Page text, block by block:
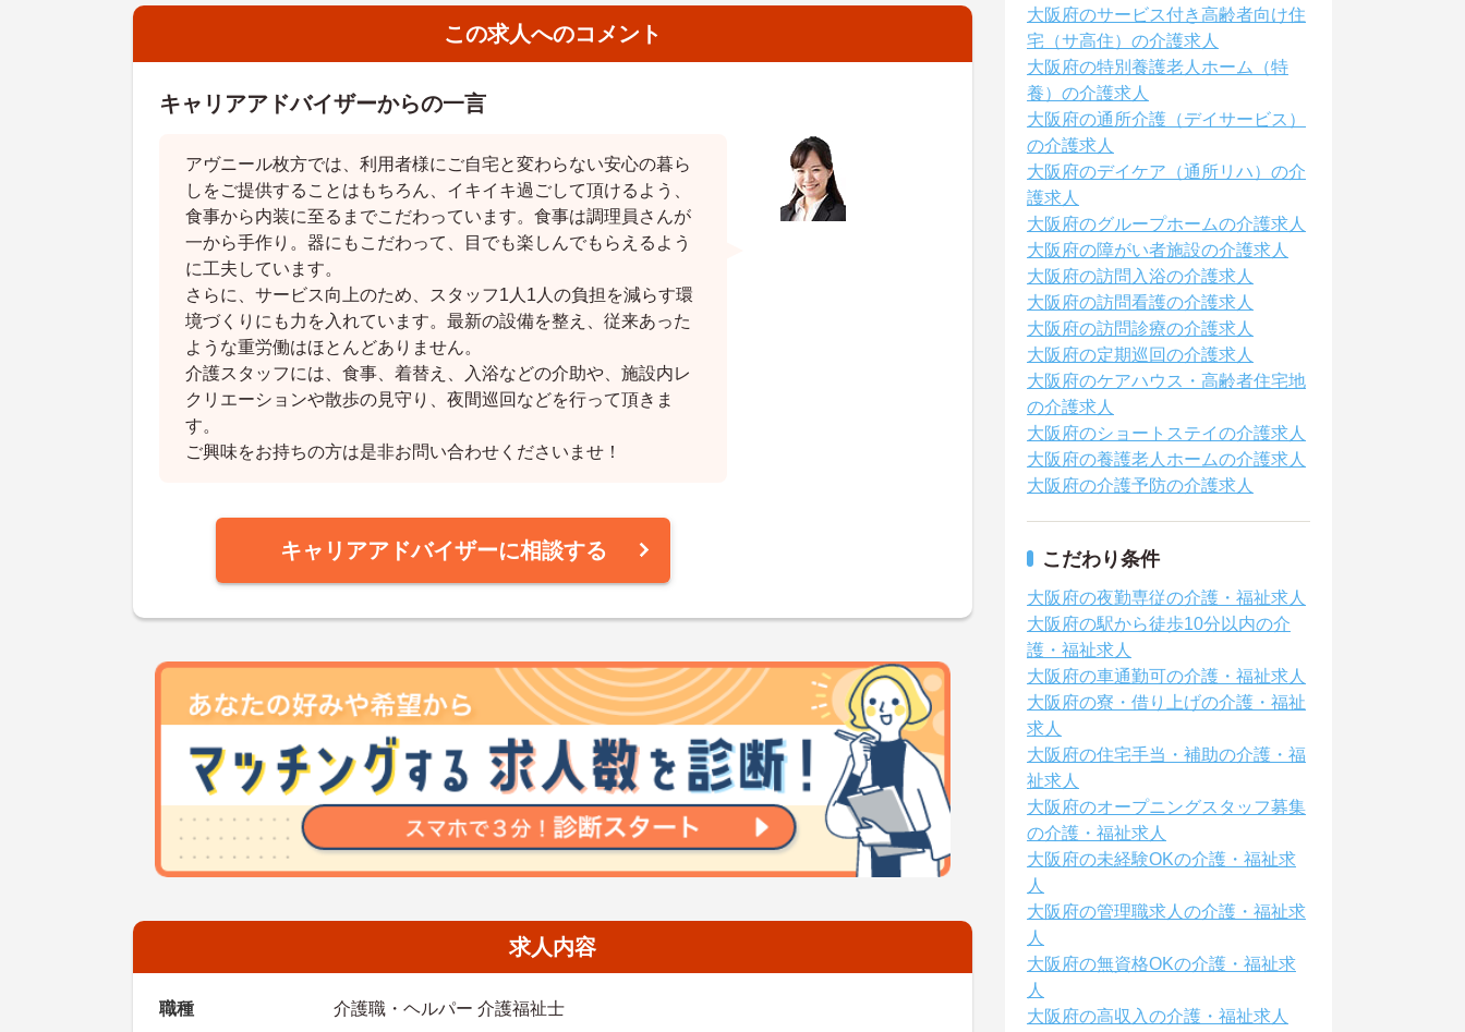
この求人へのコメント
キャリアアドバイザーからの一言
アヴニール枚方では、利用者様にご自宅と変わらない安心の暮ら
しをご提供することはもちろん、イキイキ過ごして頂けるよう、
食事から内装に至るまでこだわっています。食事は調理員さんが
一から手作り。器にもこだわって、目でも楽しんでもらえるよう
に工夫しています。
さらに、サービス向上のため、スタッフ1人1人の負担を減らす環
境づくりにも力を入れています。最新の設備を整え、従来あった
ような重労働はほとんどありません。
介護スタッフには、食事、着替え、入浴などの介助や、施設内レ
クリエーションや散歩の見守り、夜間巡回などを行って頂きま
す。
ご興味をお持ちの方は是非お問い合わせくださいませ！
キャリアアドバイザーに相談する
求人内容
職種 介護職・ヘルパー 介護福祉士
大阪府のサービス付き高齢者向け住
宅（サ高住）の介護求人
大阪府の特別養護老人ホーム（特
養）の介護求人
大阪府の通所介護（デイサービス）
の介護求人
大阪府のデイケア（通所リハ）の介
護求人
大阪府のグループホームの介護求人
大阪府の障がい者施設の介護求人
大阪府の訪問入浴の介護求人
大阪府の訪問看護の介護求人
大阪府の訪問診療の介護求人
大阪府の定期巡回の介護求人
大阪府のケアハウス・高齢者住宅地
の介護求人
大阪府のショートステイの介護求人
大阪府の養護老人ホームの介護求人
大阪府の介護予防の介護求人
こだわり条件
大阪府の夜勤専従の介護・福祉求人
大阪府の駅から徒歩10分以内の介
護・福祉求人
大阪府の車通勤可の介護・福祉求人
大阪府の寮・借り上げの介護・福祉
求人
大阪府の住宅手当・補助の介護・福
祉求人
大阪府のオープニングスタッフ募集
の介護・福祉求人
大阪府の未経験OKの介護・福祉求
人
大阪府の管理職求人の介護・福祉求
人
大阪府の無資格OKの介護・福祉求
人
大阪府の高収入の介護・福祉求人